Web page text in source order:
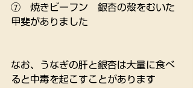
⑦　焼きビーフン　銀杏の殻をむいた
甲斐がありました
なお、うなぎの肝と銀杏は大量に食べ
ると中毒を起こすことがあります